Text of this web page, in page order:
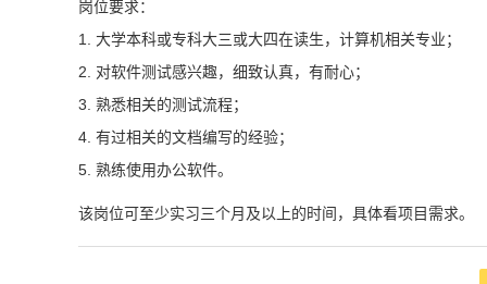
岗位要求：
1. 大学本科或专科大三或大四在读生，计算机相关专业；
2. 对软件测试感兴趣，细致认真，有耐心；
3. 熟悉相关的测试流程；
4. 有过相关的文档编写的经验；
5. 熟练使用办公软件。
该岗位可至少实习三个月及以上的时间，具体看项目需求。